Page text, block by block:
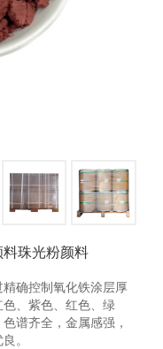
珠光粉颜料
确控制氧化铁涂层厚
、紫色、红色、绿
谱齐全，金属感强，
。